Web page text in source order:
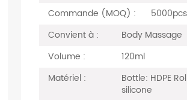
Commande (MOQ) :
5000pcs
Convient à :
Body Massage
Volume :
120ml
Matériel :
Bottle: HDPE
silicone